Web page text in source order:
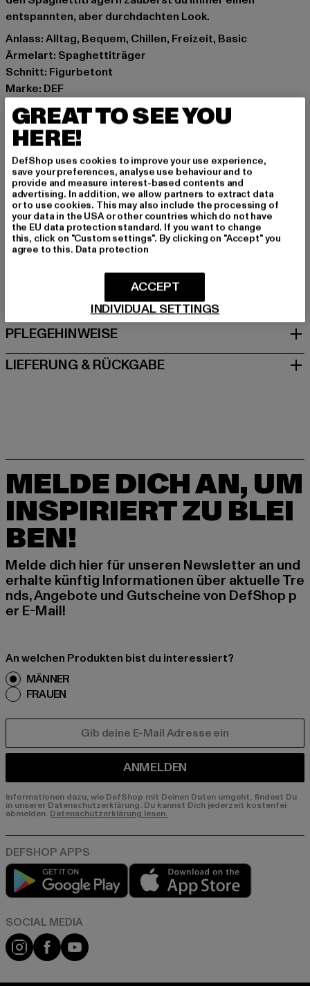
entspannten, aber durchdachten Look.
Anlass: Alltag, Bequem, Chillen, Freizeit, Basic
Ärmelart: Spaghettiträger
Schnitt: Figurbetont
Marke: DEF
Kat.: Tank Tops
Farbe: schwarz
Hersteller Farbe: jetblack
Materialzusammensetzung: 95% Baumwolle, 5%
Elasthan
Art.Nr: DFLTT025-20259
Hersteller: TB International GmbH |info@tbint.de
Dr.-Robert-Murjahn-Straße 7 | 64372 Ober-Ramstadt |
DE
GRÖSSE & PASSFORM
PFLEGEHINWEISE
LIEFERUNG & RÜCKGABE
MELDE DICH AN, UM
INSPIRIERT ZU BLEI
BEN!
Melde dich hier für unseren Newsletter an und
erhalte künftig Informationen über aktuelle Tre
nds, Angebote und Gutscheine von DefShop p
er E-Mail!
An welchen Produkten bist du interessiert?
MÄNNER
FRAUEN
ANMELDEN
Informationen dazu, wie DefShop mit Deinen Daten umgeht, findest Du
in unserer Datenschutzerklärung. Du kannst Dich jederzeit kostenfei
abmelden. Datenschutzerklärung lesen.
Play market
Instagram
FacebookYouTube
GREAT TO SEE YOU
HERE!
DefShop uses cookies to improve your use experience,
save your preferences, analyse use behaviour and to
provide and measure interest-based contents and
advertising. In addition, we allow partners to extract data
or to use cookies. This may also include the processing of
your data in the USA or other countries which do not have
the EU data protection standard. If you want to change
this, click on "Custom settings". By clicking on "Accept" you
agree to this. Data protection
INDIVIDUAL SETTINGS
ACCEPT